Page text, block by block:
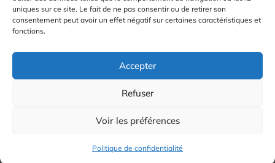
uniques sur ce site. Le fait de ne pas consentir ou de retirer son
consentement peut avoir un effet négatif sur certaines caractéristiques et
fonctions.
Accepter
Refuser
Voir les préférences
Politique de confidentialité
© 2026 Radio Calade